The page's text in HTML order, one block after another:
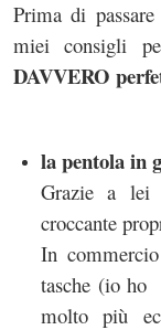
Prima di
miei consigli
DAVVERO
la pentola in
Grazie a lei
croccante
In
tasche (io ho
molto più